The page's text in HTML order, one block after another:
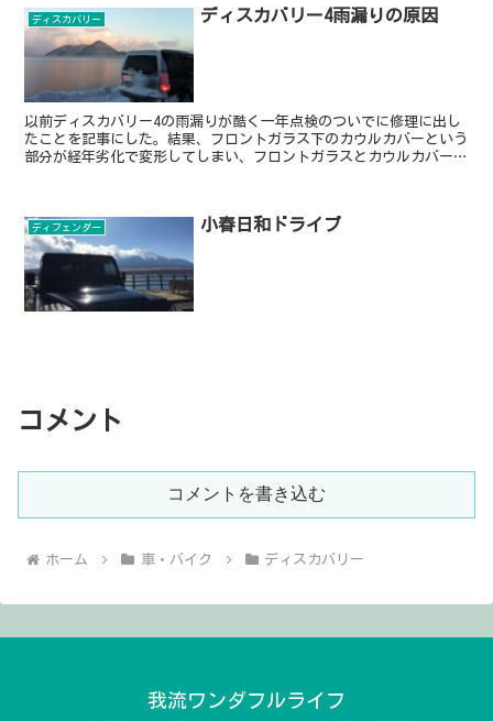
ディスカバリー ディスカバリー4雨漏りの原因
以前ディスカバリー4の雨漏りが酷く一年点検のついでに修理に出し
たことを記事にした。結果、フロントガラス下のカウルカバーという
部分が経年劣化で変形してしまい、フロントガラスとカウルカバーの
ディフェンダー 小春日和ドライブ
コメント
コメントを書き込む
ホーム 車・バイク ディスカバリー
我流ワンダフルライフ